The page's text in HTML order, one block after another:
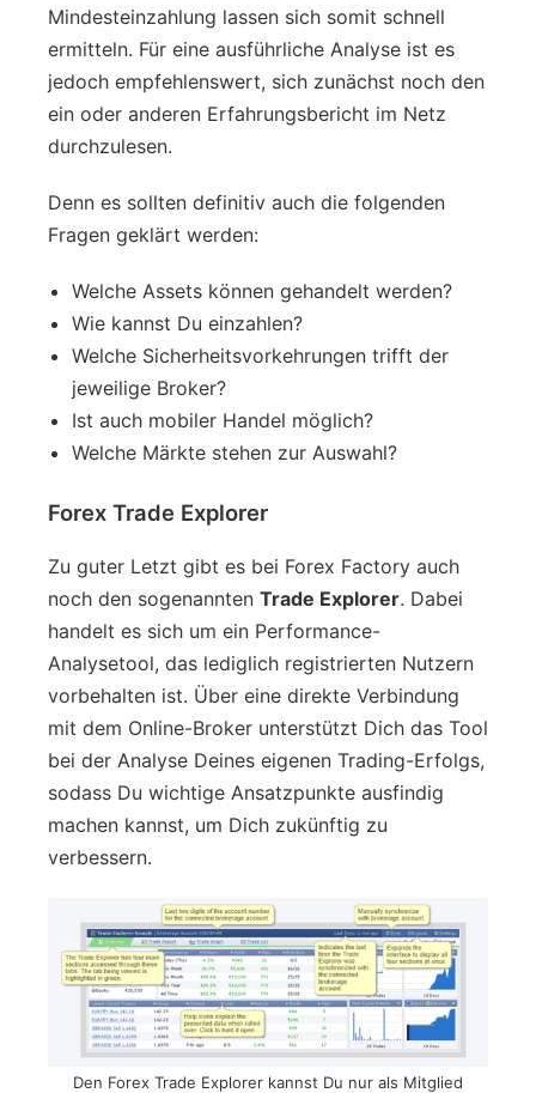
Mindesteinzahlung lassen sich somit schnell
ermitteln. Für eine ausführliche Analyse ist es
jedoch empfehlenswert, sich zunächst noch den
ein oder anderen Erfahrungsbericht im Netz
durchzulesen.
Denn es sollten definitiv auch die folgenden
Fragen geklärt werden:
Welche Assets können gehandelt werden?
Wie kannst Du einzahlen?
Welche Sicherheitsvorkehrungen trifft der
jeweilige Broker?
Ist auch mobiler Handel möglich?
Welche Märkte stehen zur Auswahl?
Forex Trade Explorer
Zu guter Letzt gibt es bei Forex Factory auch
noch den sogenannten Trade Explorer. Dabei
handelt es sich um ein Performance-
Analysetool, das lediglich registrierten Nutzern
vorbehalten ist. Über eine direkte Verbindung
mit dem Online-Broker unterstützt Dich das Tool
bei der Analyse Deines eigenen Trading-Erfolgs,
sodass Du wichtige Ansatzpunkte ausfindig
machen kannst, um Dich zukünftig zu
verbessern.
Den Forex Trade Explorer kannst Du nur als Mitglied